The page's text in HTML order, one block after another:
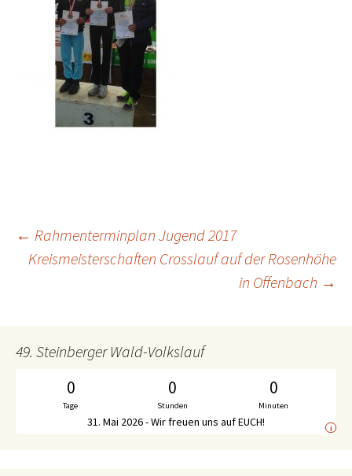
Beitrags-
← Rahmenterminplan Jugend 2017
Kreismeisterschaften Crosslauf auf der Rosenhöhe
in Offenbach →
49. Steinberger Wald-Volkslauf
0
Tage
0
Stunden
0
Minuten
31. Mai 2026 - Wir freuen uns auf EUCH! i